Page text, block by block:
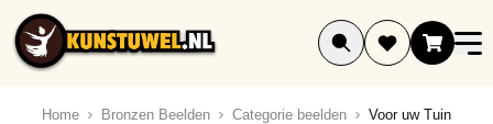
Ga naar de inhoud
Home Bronzen Beelden Categorie beelden Voor uw Tuin